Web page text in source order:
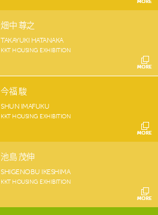
畑中 尊之
TAKAYUKI HATANAKA
KKT HOUSING EXHIBITION
今福 駿
SHUN IMAFUKU
KKT HOUSING EXHIBITION
池島 茂伸
SHIGENOBU IKESHIMA
KKT HOUSING EXHIBITION